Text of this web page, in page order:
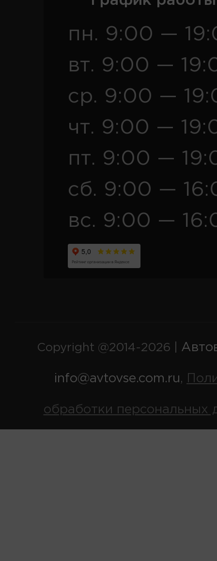
пн. 9:00 —
вт. 9:00 —
ср. 9:00 —
чт. 9:00 —
пт. 9:00 —
сб. 9:00 —
вс. 9:00 —
Copyright @2014-2026 |
info@avtovse.com.ru,
обработки персональных